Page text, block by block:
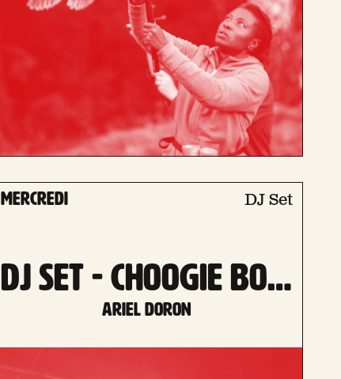
mercredi DJ Set
DJ set - Choogie Boogie
Ariel Doron